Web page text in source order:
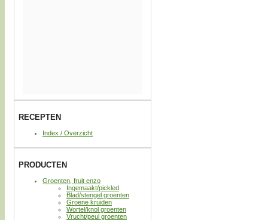
RECEPTEN
Index / Overzicht
PRODUCTEN
Groenten, fruit enzo
Ingemaakt/pickled
Blad/stengel groenten
Groene kruiden
Wortel/knol groenten
Vrucht/peul groenten